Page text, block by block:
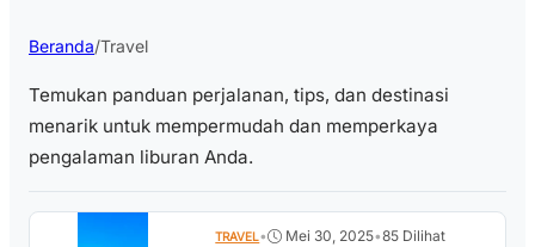
Beranda/Travel
Temukan panduan perjalanan, tips, dan destinasi
menarik untuk mempermudah dan memperkaya
pengalaman liburan Anda.
TRAVEL• Mei 30, 2025•85 Dilihat